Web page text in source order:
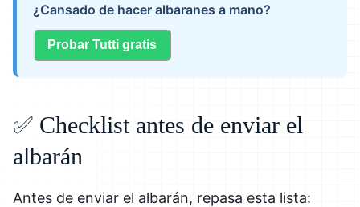
¿Cansado de hacer albaranes a mano?
Probar Tutti gratis
✅ Checklist antes de enviar el
albarán
Antes de enviar el albarán, repasa esta lista: